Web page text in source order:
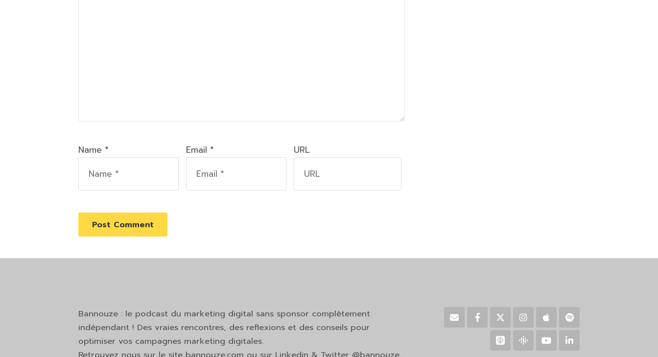
Name * Email * URL
Bannouze : le podcast du marketing digital sans sponsor complètement
indépendant ! Des vraies rencontres, des reflexions et des conseils pour
optimiser vos campagnes marketing digitales.
Retrouvez nous sur le site bannouze.com ou sur Linkedin & Twitter @bannouze.